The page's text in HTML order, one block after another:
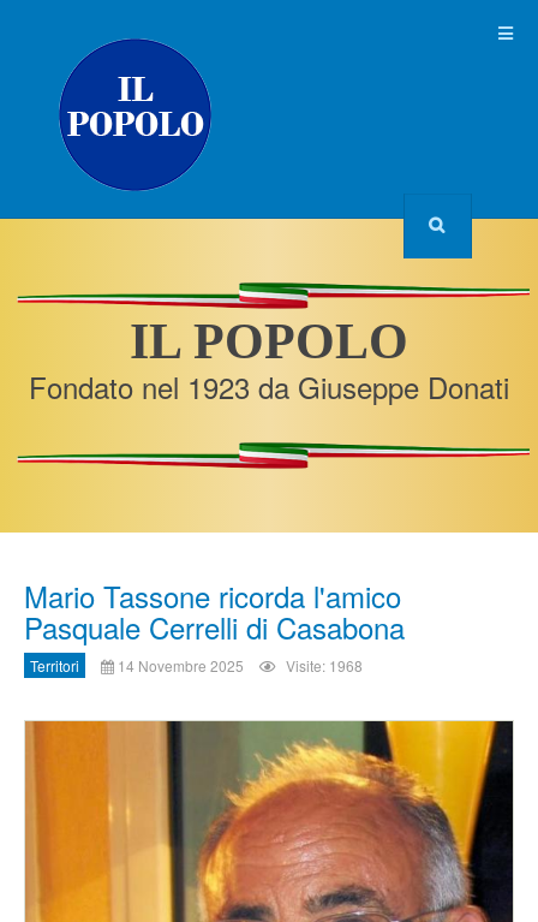
IL POPOLO
Fondato nel 1923 da Giuseppe Donati
Mario Tassone ricorda l'amico
Pasquale Cerrelli di Casabona
Territori 14 Novembre 2025 Visite: 1968